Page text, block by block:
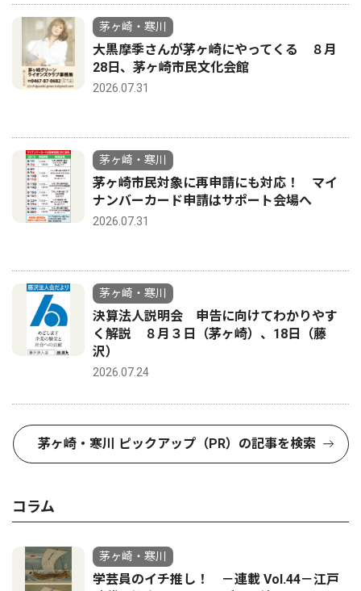
茅ヶ崎・寒川
大黒摩季さんが茅ヶ崎にやってくる ８月
28日、茅ヶ崎市民文化会館
2026.07.31
茅ヶ崎・寒川
茅ヶ崎市民対象に再申請にも対応！ マイ
ナンバーカード申請はサポート会場へ
2026.07.31
茅ヶ崎・寒川
決算法人説明会 申告に向けてわかりやす
く解説 ８月３日（茅ヶ崎）、18日（藤
沢）
2026.07.24
茅ヶ崎・寒川 ピックアップ（PR）の記事を検索
コラム
茅ヶ崎・寒川
学芸員のイチ推し！ －連載 Vol.44－江戸